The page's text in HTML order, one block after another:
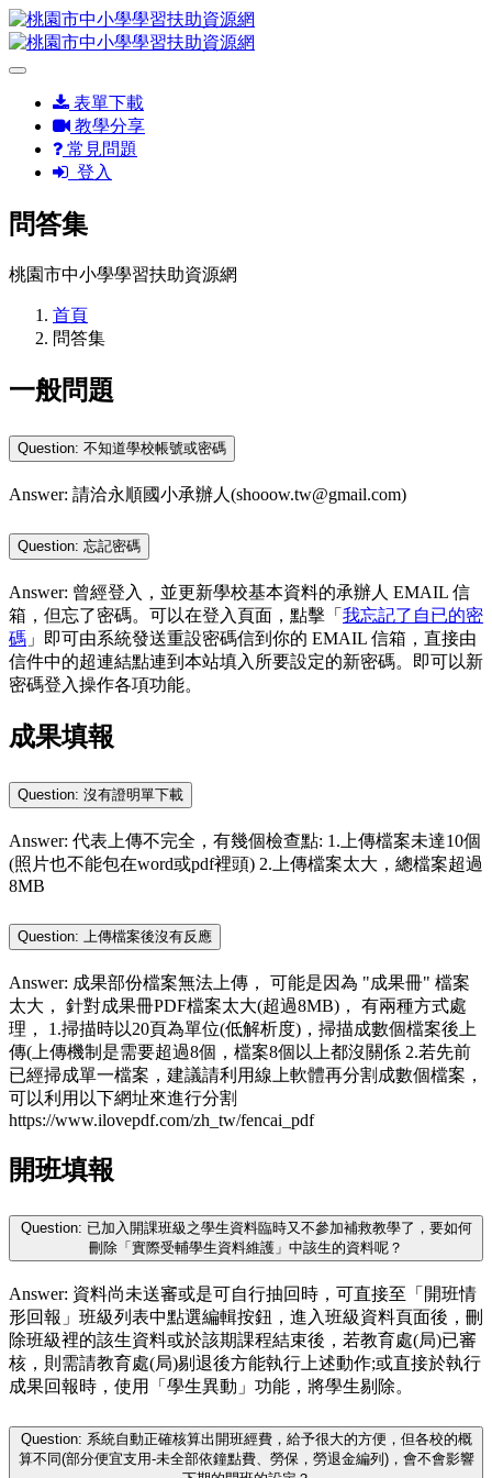
表單下載
教學分享
常見問題
登入
問答集
桃園市中小學學習扶助資源網
首頁
問答集
一般問題
Question: 不知道學校帳號或密碼
Answer: 請洽永順國小承辦人(shooow.tw@gmail.com)
Question: 忘記密碼
Answer: 曾經登入，並更新學校基本資料的承辦人 EMAIL 信
箱，但忘了密碼。可以在登入頁面，點擊「 我忘記了自已的密
碼 」即可由系統發送重設密碼信到你的 EMAIL 信箱，直接由
信件中的超連結點連到本站填入所要設定的新密碼。即可以新
密碼登入操作各項功能。
成果填報
Question: 沒有證明單下載
Answer: 代表上傳不完全，有幾個檢查點: 1.上傳檔案未達10個
(照片也不能包在word或pdf裡頭) 2.上傳檔案太大，總檔案超過
8MB
Question: 上傳檔案後沒有反應
Answer: 成果部份檔案無法上傳， 可能是因為 "成果冊" 檔案
太大， 針對成果冊PDF檔案太大(超過8MB)， 有兩種方式處
理， 1.掃描時以20頁為單位(低解析度)，掃描成數個檔案後上
傳(上傳機制是需要超過8個，檔案8個以上都沒關係 2.若先前
已經掃成單一檔案，建議請利用線上軟體再分割成數個檔案，
可以利用以下網址來進行分割
https://www.ilovepdf.com/zh_tw/fencai_pdf
開班填報
Question: 已加入開課班級之學生資料臨時又不參加補救教學了，要如何
刪除「實際受輔學生資料維護」中該生的資料呢？
Answer: 資料尚未送審或是可自行抽回時，可直接至「開班情
形回報」班級列表中點選編輯按鈕，進入班級資料頁面後，刪
除班級裡的該生資料或於該期課程結束後，若教育處(局)已審
核，則需請教育處(局)剔退後方能執行上述動作;或直接於執行
成果回報時，使用「學生異動」功能，將學生剔除。
Question: 系統自動正確核算出開班經費，給予很大的方便，但各校的概
算不同(部分便宜支用-未全部依鐘點費、勞保，勞退金編列)，會不會影響